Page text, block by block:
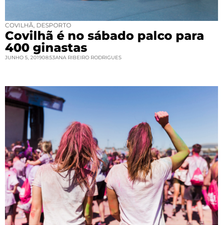
COVILHÃ DESPORTO
Covilhã é no sábado palco para
400 ginastas
JUNHO 5, 201908:53ANA RIBEIRO RODRIGUES